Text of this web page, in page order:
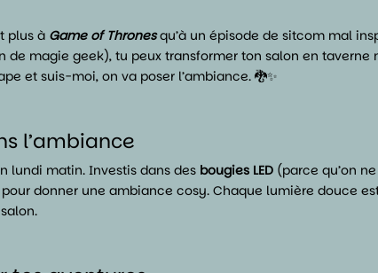
plus à Game of Thronesqu’à un épisode de sitcom mal
de magie geek), tu peux transformer ton salon en taverne
et suis-moi, on va poser l’ambiance. 🐉✨
l’ambiance
lundi matin. Investis dans des bougies LED(parce qu’on
donner une ambiance cosy. Chaque lumière douce